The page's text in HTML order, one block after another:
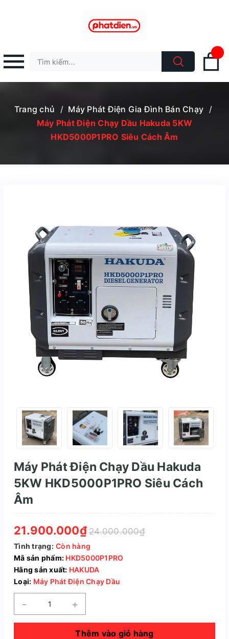
Trang chủ / Máy Phát Điện Gia Đình Bán Chạy /
Máy Phát Điện Chạy Dầu Hakuda 5KW
HKD5000P1PRO Siêu Cách Âm
Máy Phát Điện Chạy Dầu Hakuda
5KW HKD5000P1PRO Siêu Cách
Âm
21.900.000₫ 24.000.000₫
Tình trạng: Còn hàng
Mã sản phẩm: HKD5000P1PRO
Hãng sản xuất: HAKUDA
Loại: Máy Phát Điện Chạy Dầu
- +
Thêm vào giỏ hàng